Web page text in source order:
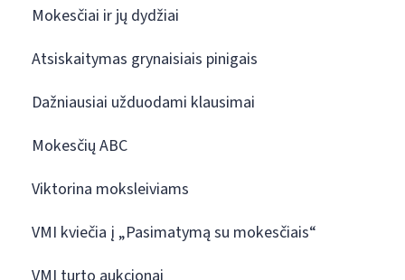
Mokesčiai ir jų dydžiai
Atsiskaitymas grynaisiais pinigais
Dažniausiai užduodami klausimai
Mokesčių ABC
Viktorina moksleiviams
VMI kviečia į „Pasimatymą su mokesčiais“